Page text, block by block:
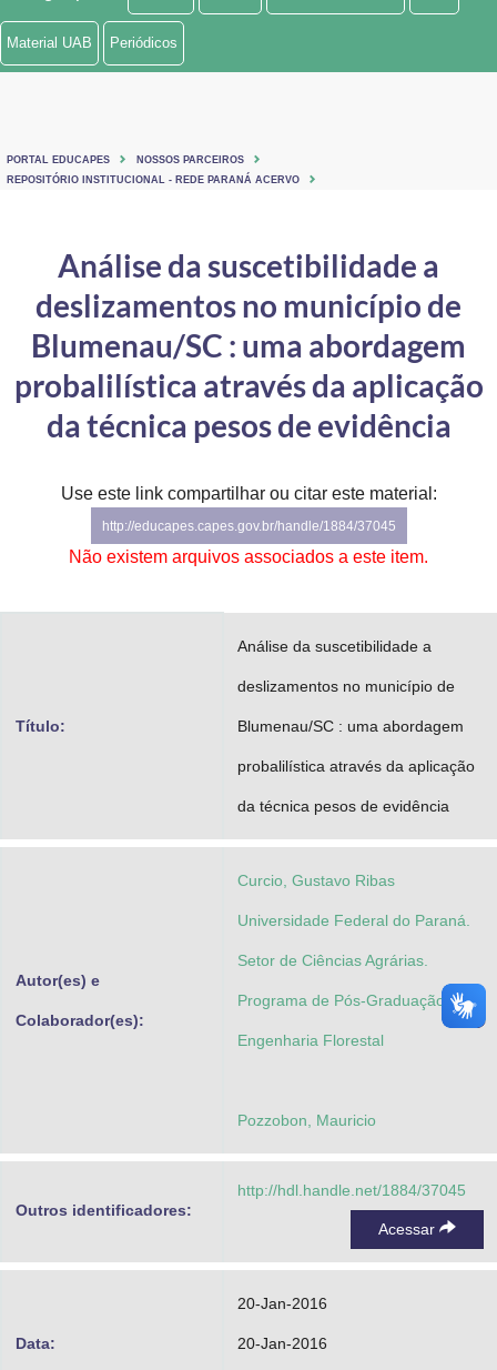
Ministério de Minas e Energia
Ministério do Turismo
Controladoria-Geral da União
Secretaria-Geral
Secretaria de Governo
Advocacia-Geral da União
Banco Central do Brasil
Planalto
Material UAB Periódicos
PORTAL EDUCAPES
NOSSOS PARCEIROS
REPOSITÓRIO INSTITUCIONAL - REDE PARANÁ ACERVO
Análise da suscetibilidade a
deslizamentos no município de
Blumenau/SC : uma abordagem
probalilística através da aplicação
da técnica pesos de evidência
Use este link compartilhar ou citar este material:
http://educapes.capes.gov.br/handle/1884/37045
Não existem arquivos associados a este item.
Título:
Análise da suscetibilidade a
deslizamentos no município de
Blumenau/SC : uma abordagem
probalilística através da aplicação
da técnica pesos de evidência
Autor(es) e
Colaborador(es):
Curcio, Gustavo Ribas
Universidade Federal do Paraná.
Setor de Ciências Agrárias.
Programa de Pós-Graduação em
Engenharia Florestal
Pozzobon, Mauricio
Outros identificadores:
http://hdl.handle.net/1884/37045
Acessar
Data:
20-Jan-2016
20-Jan-2016